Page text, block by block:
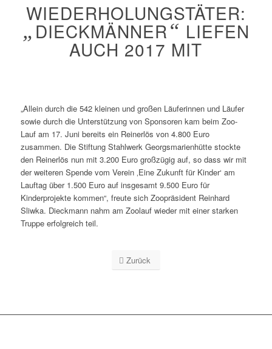
WIEDERHOLUNGSTÄTER:
„ DIECKMÄNNER“ LIEFEN
AUCH 2017 MIT
„Allein durch die 542 kleinen und großen Läuferinnen und Läufer
sowie durch die Unterstützung von Sponsoren kam beim Zoo-
Lauf am 17. Juni bereits ein Reinerlös von 4.800 Euro
zusammen. Die Stiftung Stahlwerk Georgsmarienhütte stockte
den Reinerlös nun mit 3.200 Euro großzügig auf, so dass wir mit
der weiteren Spende vom Verein ‚Eine Zukunft für Kinder‘ am
Lauftag über 1.500 Euro auf insgesamt 9.500 Euro für
Kinderprojekte kommen“, freute sich Zoopräsident Reinhard
Sliwka. Dieckmann nahm am Zoolauf wieder mit einer starken
Truppe erfolgreich teil.
Zurück